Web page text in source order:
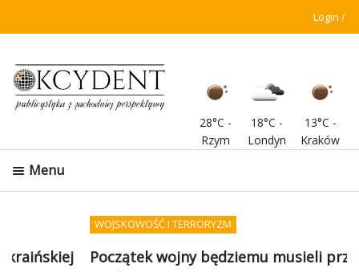
Login
28°C -
Rzym
18°C -
Londyn
13°C -
Kraków
Menu
WOJSKOWOŚĆ I TERRORYZM
Początek wojny będziemu musieli przetrwać